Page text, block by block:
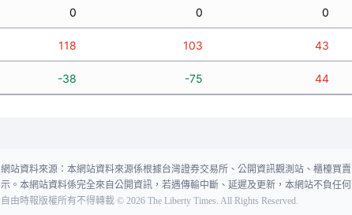
0 0 0
118 103 43
-38 -75 44
網站資料來源：本網站資料來源係根據台灣證券交易所、公開資訊觀測站、櫃檯買
示。本網站資料係完全來自公開資訊，若遇傳輸中斷、延遲及更新，本網站不負任
自由時報版權所有不得轉載 © 2026 The Liberty Times. All Rights Reserved.